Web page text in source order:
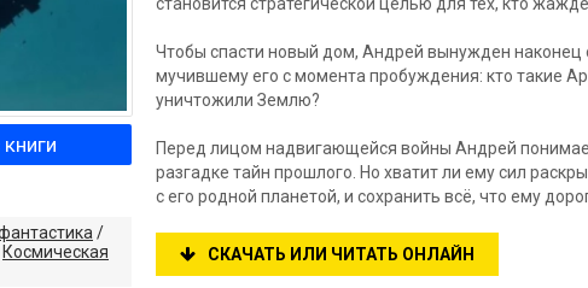
Чтобы спасти новый дом, Андрей вынужден наконец
мучившему его с момента пробуждения: кто такие
уничтожили Землю?
Перед лицом надвигающейся войны Андрей
разгадке тайн прошлого. Но хватит ли ему сил
с его родной планетой, и сохранить всё, что ему
СКАЧАТЬ ИЛИ ЧИТАТЬ ОНЛАЙН
/
Космическая